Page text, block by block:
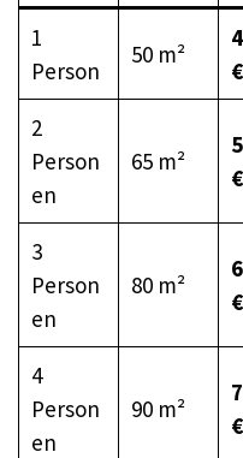
1
Person
50 m²
€
2
Person
en
65 m²
€
3
Person
en
80 m²
€
4
Person
en
90 m²
€